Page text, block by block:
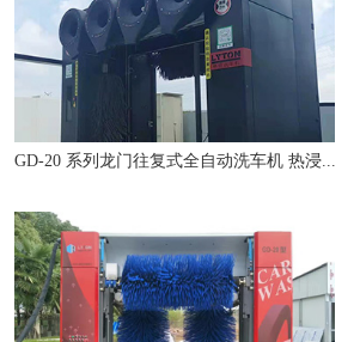
GD-20 系列龙门往复式全自动洗车机 热浸...